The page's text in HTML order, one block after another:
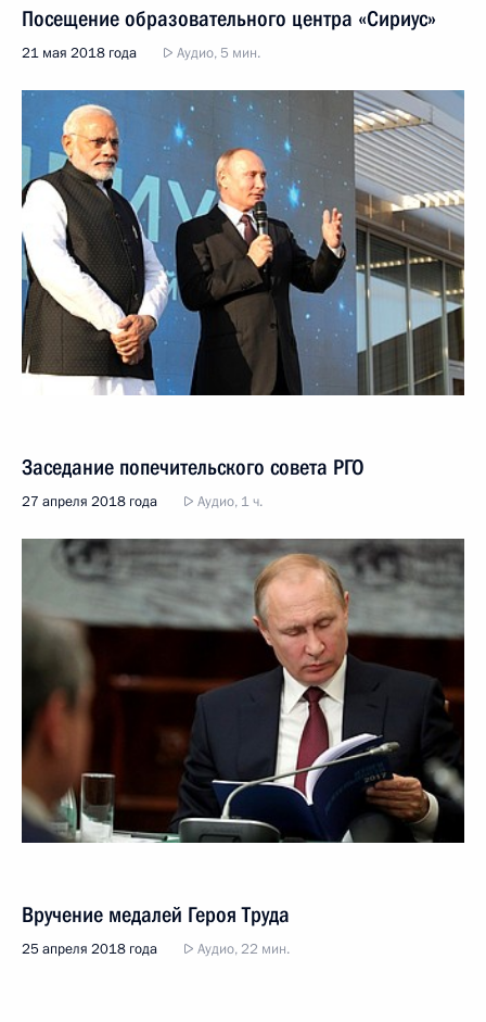
Посещение образовательного центра «Сириус»
21 мая 2018 года Аудио, 5 мин.
Заседание попечительского совета РГО
27 апреля 2018 года Аудио, 1 ч.
Вручение медалей Героя Труда
25 апреля 2018 года Аудио, 22 мин.